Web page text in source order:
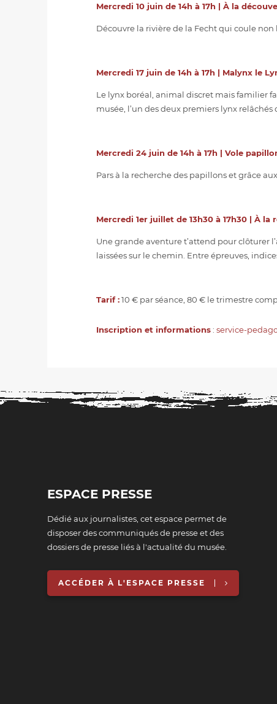
Mercredi 10 juin de 14h à 17h | À la
Découvre la rivière de la Fecht qui coule
Mercredi 17 juin de 14h à 17h | Malynx le
Le lynx boréal, animal discret mais familier
musée, l’un des deux premiers lynx relâchés
Mercredi 24 juin de 14h à 17h | Vole
Pars à la recherche des papillons et grâce
Mercredi 1er juillet de 13h30 à 17h30 | À
Une grande aventure t’attend pour clôturer
laissées sur le chemin. Entre épreuves,
Tarif :10 € par séance, 80 € le trimestre
Inscription et informations : service-
ESPACE PRESSE
Dédié aux journalistes, cet espace permet de
disposer des communiqués de presse et des
dossiers de presse liés à l'actualité du musée.
ACCÉDER À L'ESPACE PRESSE